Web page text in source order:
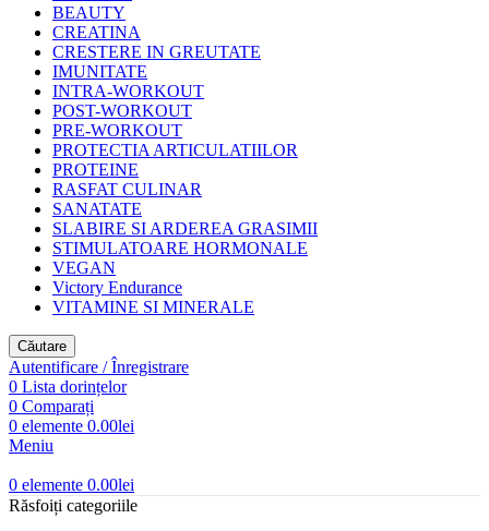
BEAUTY
CREATINA
CRESTERE IN GREUTATE
IMUNITATE
INTRA-WORKOUT
POST-WORKOUT
PRE-WORKOUT
PROTECTIA ARTICULATIILOR
PROTEINE
RASFAT CULINAR
SANATATE
SLABIRE SI ARDEREA GRASIMII
STIMULATOARE HORMONALE
VEGAN
Victory Endurance
VITAMINE SI MINERALE
Căutare
Autentificare / Înregistrare
0 Lista dorințelor
0 Comparați
0 elemente 0.00lei
Meniu
0 elemente 0.00lei
Răsfoiți categoriile